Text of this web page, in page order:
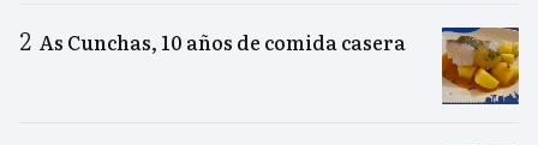
As Cunchas, 10 años de comida casera